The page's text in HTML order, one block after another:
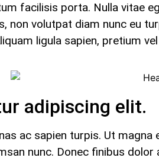
facilisis porta. Nulla vitae
non volutpat diam nunc eu
ligula sapien, pretium
adipiscing elit.
ac sapien turpis. Ut
nunc. Donec finibus dolor